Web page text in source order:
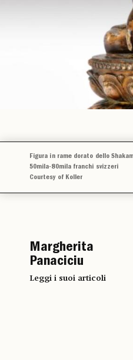
Figura in rame dorato dello
50mila-80mila franchi svizzeri
Courtesy of Koller
Margherita
Panaciciu
Leggi i suoi articoli